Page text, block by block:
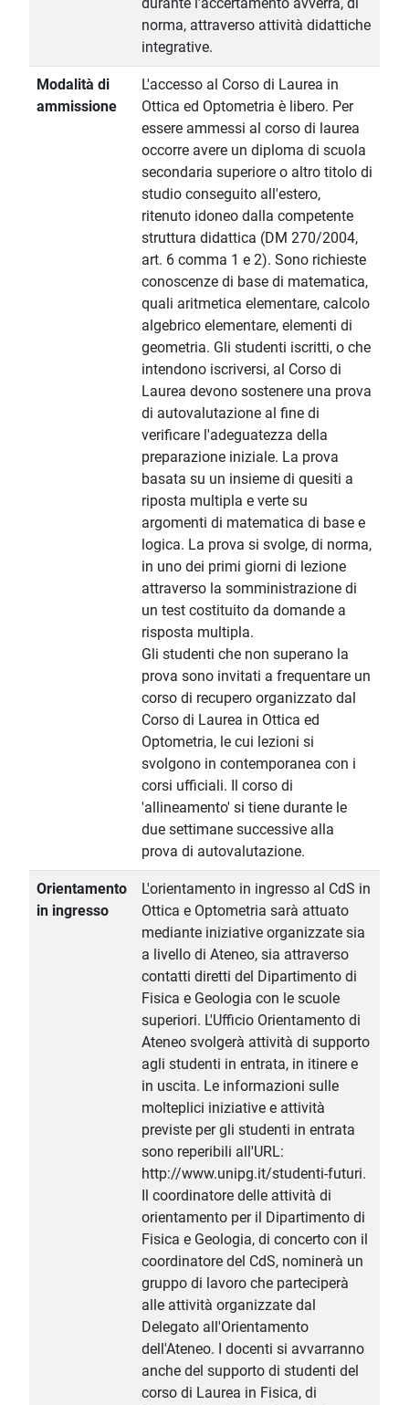
durante l’accertamento avverrà, di
norma, attraverso attività didattiche
integrative.
Modalità di
ammissione
L'accesso al Corso di Laurea in
Ottica ed Optometria è libero. Per
essere ammessi al corso di laurea
occorre avere un diploma di scuola
secondaria superiore o altro titolo di
studio conseguito all'estero,
ritenuto idoneo dalla competente
struttura didattica (DM 270/2004,
art. 6 comma 1 e 2). Sono richieste
conoscenze di base di matematica,
quali aritmetica elementare, calcolo
algebrico elementare, elementi di
geometria. Gli studenti iscritti, o che
intendono iscriversi, al Corso di
Laurea devono sostenere una prova
di autovalutazione al fine di
verificare l'adeguatezza della
preparazione iniziale. La prova
basata su un insieme di quesiti a
riposta multipla e verte su
argomenti di matematica di base e
logica. La prova si svolge, di norma,
in uno dei primi giorni di lezione
attraverso la somministrazione di
un test costituito da domande a
risposta multipla.
Gli studenti che non superano la
prova sono invitati a frequentare un
corso di recupero organizzato dal
Corso di Laurea in Ottica ed
Optometria, le cui lezioni si
svolgono in contemporanea con i
corsi ufficiali. Il corso di
'allineamento' si tiene durante le
due settimane successive alla
prova di autovalutazione.
Orientamento
in ingresso
L'orientamento in ingresso al CdS in
Ottica e Optometria sarà attuato
mediante iniziative organizzate sia
a livello di Ateneo, sia attraverso
contatti diretti del Dipartimento di
Fisica e Geologia con le scuole
superiori. L'Ufficio Orientamento di
Ateneo svolgerà attività di supporto
agli studenti in entrata, in itinere e
in uscita. Le informazioni sulle
molteplici iniziative e attività
previste per gli studenti in entrata
sono reperibili all'URL:
http://www.unipg.it/studenti-futuri.
Il coordinatore delle attività di
orientamento per il Dipartimento di
Fisica e Geologia, di concerto con il
coordinatore del CdS, nominerà un
gruppo di lavoro che parteciperà
alle attività organizzate dal
Delegato all'Orientamento
dell'Ateneo. I docenti si avvarranno
anche del supporto di studenti del
corso di Laurea in Fisica, di